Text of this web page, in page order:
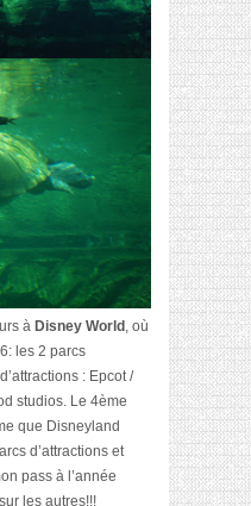
à Disney World , où
les 2 parcs
: Epcot /
studios. Le 4ème
que Disneyland
d’attractions et
pass à l’année
les autres!!!